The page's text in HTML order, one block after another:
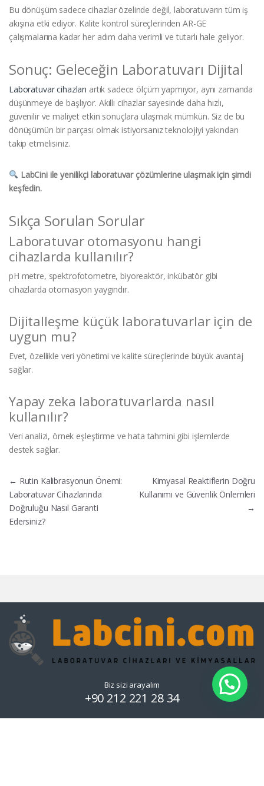
Bu dönüşüm sadece cihazlar özelinde değil, laboratuvarın tüm iş
akışına etki ediyor. Kalite kontrol süreçlerinden AR-GE
çalışmalarına kadar her adım daha verimli ve tutarlı hale geliyor.
Sonuç: Geleceğin Laboratuvarı Dijital
Laboratuvar cihazları artık sadece ölçüm yapmıyor, aynı zamanda
düşünmeye de başlıyor. Akıllı cihazlar sayesinde daha hızlı,
güvenilir ve maliyet etkin sonuçlara ulaşmak mümkün. Siz de bu
dönüşümün bir parçası olmak istiyorsanız teknolojiyi yakından
takip etmelisiniz.
LabCini ile yenilikçi laboratuvar çözümlerine ulaşmak için şimdi
keşfedin.
Sıkça Sorulan Sorular
Laboratuvar otomasyonu hangi
cihazlarda kullanılır?
pH metre, spektrofotometre, biyoreaktör, inkübatör gibi
cihazlarda otomasyon yaygındır.
Dijitalleşme küçük laboratuvarlar için de
uygun mu?
Evet, özellikle veri yönetimi ve kalite süreçlerinde büyük avantaj
sağlar.
Yapay zeka laboratuvarlarda nasıl
kullanılır?
Veri analizi, örnek eşleştirme ve hata tahmini gibi işlemlerde
destek sağlar.
Yazı gezinmesi
← Rutin Kalibrasyonun Önemi:
Laboratuvar Cihazlarında
Doğruluğu Nasıl Garanti
Edersiniz?
Kimyasal Reaktiflerin Doğru
Kullanımı ve Güvenlik Önlemleri
→
Biz sizi arayalım
+90 212 221 28 34